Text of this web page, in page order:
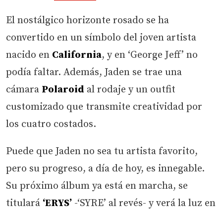
El nostálgico horizonte rosado se ha
convertido en un símbolo del joven artista
nacido en California, y en ‘George Jeff’ no
podía faltar. Además, Jaden se trae una
cámara Polaroid al rodaje y un outfit
customizado que transmite creatividad por
los cuatro costados.
Puede que Jaden no sea tu artista favorito,
pero su progreso, a día de hoy, es innegable.
Su próximo álbum ya está en marcha, se
titulará ‘ERYS’ -‘SYRE’ al revés- y verá la luz en